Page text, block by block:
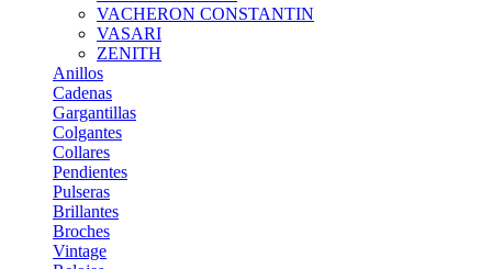
VACHERON CONSTANTIN
VASARI
ZENITH
Anillos
Cadenas
Gargantillas
Colgantes
Collares
Pendientes
Pulseras
Brillantes
Broches
Vintage